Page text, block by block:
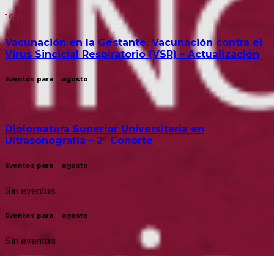
19:00
Vacunación en la Gestante. Vacunación contra el
Virus Sincicial Respiratorio (VSR) – Actualización
Eventos para agosto
00:00
Diplomatura Superior Universitaria en
Ultrasonografía – 2° Cohorte
Eventos para agosto
Sin eventos
Eventos para agosto
Sin eventos